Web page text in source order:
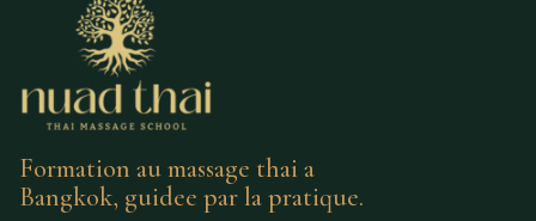
Formation au massage thai a
Bangkok, guidee par la pratique.